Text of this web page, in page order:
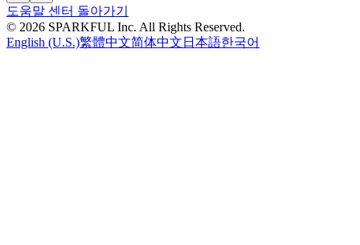
도움말 센터 돌아가기
© 2026 SPARKFUL Inc. All Rights Reserved.
English (U.S.)繁體中文简体中文 日本語한국어